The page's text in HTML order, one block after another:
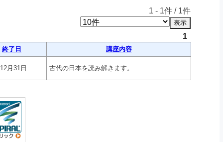
1 - 1件 / 1件
1
終了日 講座内容
月31日 古代の日本を読み解きます。